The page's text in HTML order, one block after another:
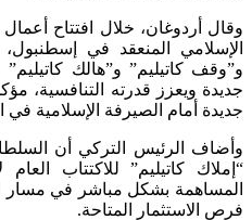
وقال أردوغان، خلال افتتاح أعمال
الإسلامي المنعقد في
و”وقف كاتيليم” و”هالك
جديدة ويعزز قدرته التنافسية،
جديدة أمام الصيرفة الإسلامية في
وأضاف الرئيس التركي أن
“إملاك كاتيليم” للاكتتاب
المساهمة بشكل مباشر في مسار
فرص الاستثمار المتاحة.